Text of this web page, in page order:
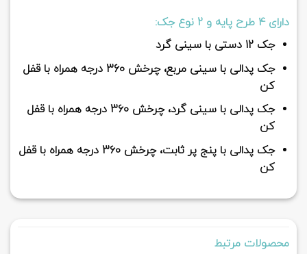
دارای 4 طرح پایه و 2 نوع جک:
جک 12 دستی با سینی گرد
جک پدالی با سینی مربع، چرخش 360 درجه همراه با قفل
کن
جک پدالی با سینی گرد، چرخش 360 درجه همراه با قفل
کن
جک پدالی با پنج پر ثابت، چرخش 360 درجه همراه با قفل
کن
محصولات مرتبط